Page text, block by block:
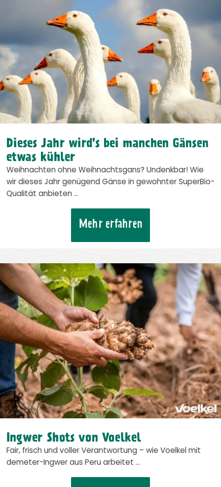
Dieses Jahr wird's bei manchen Gänsen
etwas kühler
Weihnachten ohne Weihnachtsgans? Undenkbar! Wie
wir dieses Jahr genügend Gänse in gewohnter SuperBio-
Qualität anbieten …
Mehr erfahren
Ingwer Shots von Voelkel
Fair, frisch und voller Verantwortung – wie Voelkel mit
demeter-Ingwer aus Peru arbeitet …